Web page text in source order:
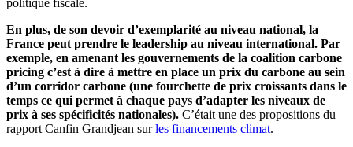
En plus, de son devoir d’exemplarité au niveau national, la
France peut prendre le leadership au niveau international. Par
exemple, en amenant les gouvernements de la coalition carbone
pricing c’est à dire à mettre en place un prix du carbone au sein
d’un corridor carbone (une fourchette de prix croissants dans le
temps ce qui permet à chaque pays d’adapter les niveaux de
prix à ses spécificités nationales). C’était une des propositions du
rapport Canfin Grandjean surles financements climat.